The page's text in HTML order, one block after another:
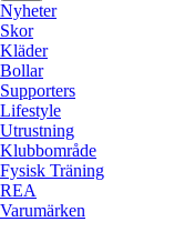
Nyheter
Skor
Kläder
Bollar
Supporters
Lifestyle
Utrustning
Klubbområde
Fysisk Träning
REA
Varumärken